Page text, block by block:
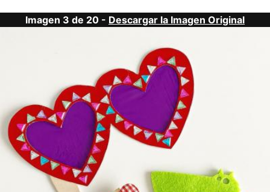
Imagen 3 de 20 - Descargar la Imagen Original